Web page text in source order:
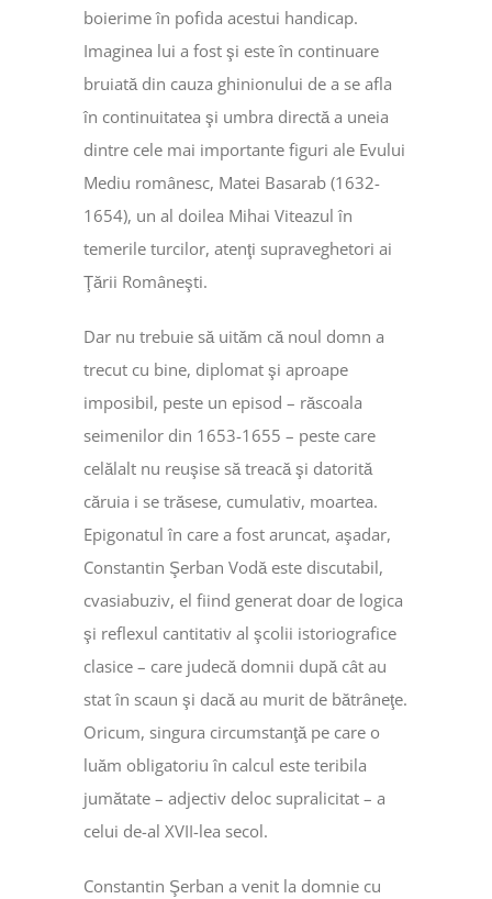
boierime în pofida acestui handicap.
Imaginea lui a fost şi este în continuare
bruiată din cauza ghinionului de a se afla
în continuitatea şi umbra directă a uneia
dintre cele mai importante figuri ale Evului
Mediu românesc, Matei Basarab (1632-
1654), un al doilea Mihai Viteazul în
temerile turcilor, atenţi supraveghetori ai
Ţării Româneşti.
Dar nu trebuie să uităm că noul domn a
trecut cu bine, diplomat şi aproape
imposibil, peste un episod – răscoala
seimenilor din 1653-1655 – peste care
celălalt nu reuşise să treacă şi datorită
căruia i se trăsese, cumulativ, moartea.
Epigonatul în care a fost aruncat, aşadar,
Constantin Şerban Vodă este discutabil,
cvasiabuziv, el fiind generat doar de logica
şi reflexul cantitativ al şcolii istoriografice
clasice – care judecă domnii după cât au
stat în scaun şi dacă au murit de bătrâneţe.
Oricum, singura circumstanţă pe care o
luăm obligatoriu în calcul este teribila
jumătate – adjectiv deloc supralicitat – a
celui de-al XVII-lea secol.
Constantin Şerban a venit la domnie cu